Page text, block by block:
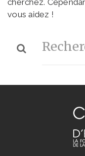
cherchez.
vous aidez !